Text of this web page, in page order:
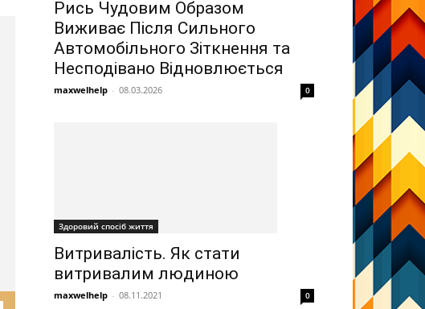
Рись Чудовим Образом
Виживає Після Сильного
Автомобільного Зіткнення та
Несподівано Відновлюється
maxwelhelp - 08.03.2026 0
Здоровий спосіб життя
Витривалість. Як стати
витривалим людиною
maxwelhelp - 08.11.2021 0